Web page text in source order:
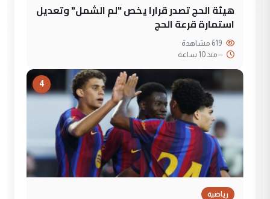
هيئة الحج تصدر قرارا يخص "لم الشمل" وتعديل
استمارة قرعة الحج
--منذ 10 ساعة
4
رياضية